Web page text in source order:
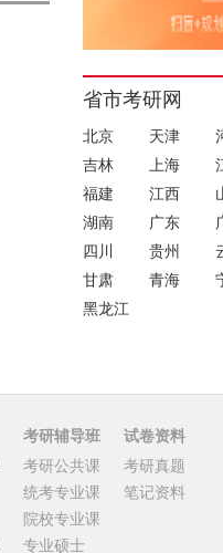
省市考研网
北京 天津
吉林
上海
福建
江西
湖南
广东
四川
贵州
甘肃
青海
黑龙江
考研辅导班
考研公共课
统考专业课
院校专业课
专业硕士
试卷资料
考研真题
笔记资料